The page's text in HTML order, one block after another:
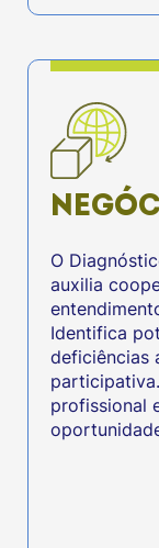
O
auxilia
Identifica
deficiências
profissional